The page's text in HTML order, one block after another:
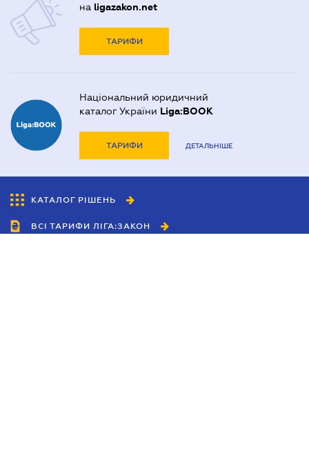
на ligazakon.net
ТАРИФИ
Національний юридичний
каталог України Liga:BOOK
ТАРИФИ ДЕТАЛЬНІШЕ
КАТАЛОГ РІШЕНЬ
ВСІ ТАРИФИ ЛІГА:ЗАКОН